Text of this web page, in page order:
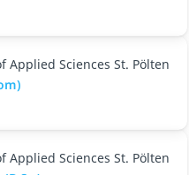
Applied Sciences St. Pölten
Applied Sciences St. Pölten